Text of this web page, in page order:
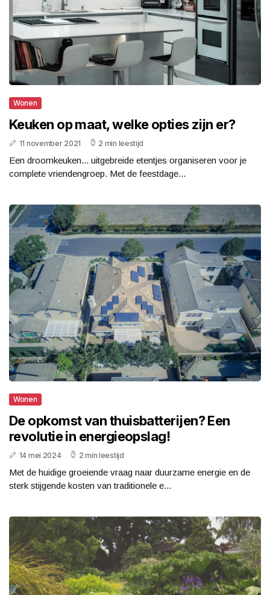
Wonen
Keuken op maat, welke opties zijn er?
11 november 2021 2 min leestijd
Een droomkeuken... uitgebreide etentjes organiseren voor je
complete vriendengroep. Met de feestdage...
Wonen
De opkomst van thuisbatterijen? Een
revolutie in energieopslag!
14 mei 2024 2 min leestijd
Met de huidige groeiende vraag naar duurzame energie en de
sterk stijgende kosten van traditionele e...